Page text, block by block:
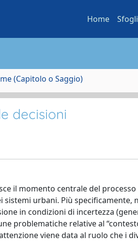
Home
(Capitolo o Saggio)
decisioni
il momento centrale del processo
urbani. Più specificamente,
in condizioni di incertezza
problematiche relative al
viene data al ruolo che i